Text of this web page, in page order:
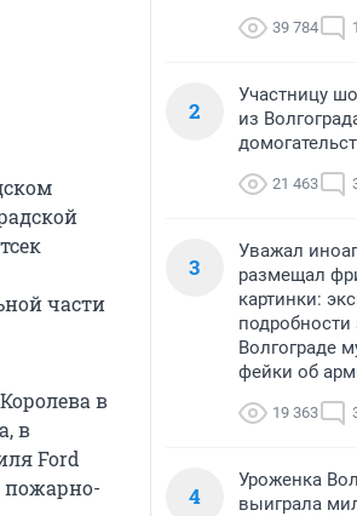
части
в
в
Ford
пожарно-
39 784
2
Участницу
из
21 463
3
Уважал
размещал
картинки:
Волгограде
фейки об
19 363
4
Уроженка
выиграла